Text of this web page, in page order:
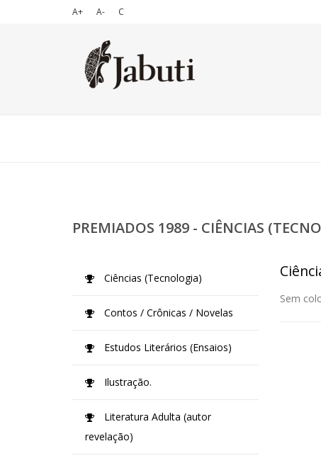
A+ A- C
PREMIADOS 1989 - CIÊNCIAS
Sem
Ciências (Tecnologia)
Contos / Crônicas / Novelas
Estudos Literários (Ensaios)
Ilustração.
Literatura Adulta (autor
revelação)